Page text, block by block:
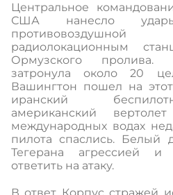
Центральное
США нанесло
радиолокационным
Ормузского пролива.
затронула около 20
Вашингтон пошел на
иранский
американский
международных водах
пилота спаслись. Белый
Тегерана агрессией и
ответить на атаку.